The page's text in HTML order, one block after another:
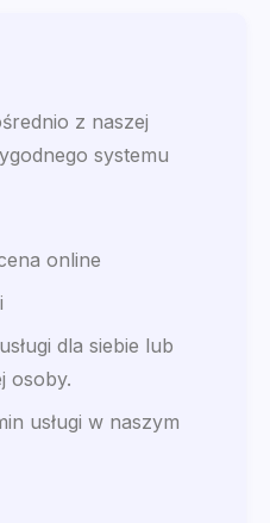
z naszej
systemu
online
dla siebie lub
osoby.
usługi w naszym